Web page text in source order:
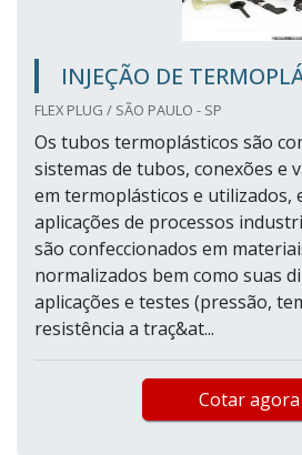
INJEÇÃO DE
FLEX PLUG / SÃO PAULO - SP
Os tubos termoplásticos são
sistemas de tubos, conexões e
em termoplásticos e utilizados,
aplicações de processos
são confeccionados em
normalizados bem como suas
aplicações e testes (pressão,
resistência a traç&at...
Cotar agora